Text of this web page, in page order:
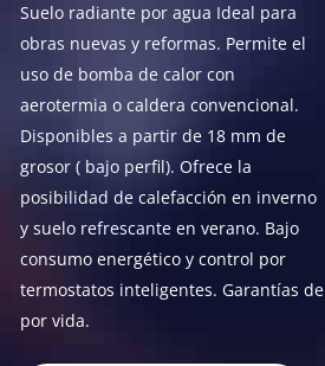
Suelo radiante por agua Ideal para
obras nuevas y reformas. Permite el
uso de bomba de calor con
aerotermia o caldera convencional.
Disponibles a partir de 18 mm de
grosor ( bajo perfil). Ofrece la
posibilidad de calefacción en inverno
y suelo refrescante en verano. Bajo
consumo energético y control por
termostatos inteligentes. Garantías de
por vida.